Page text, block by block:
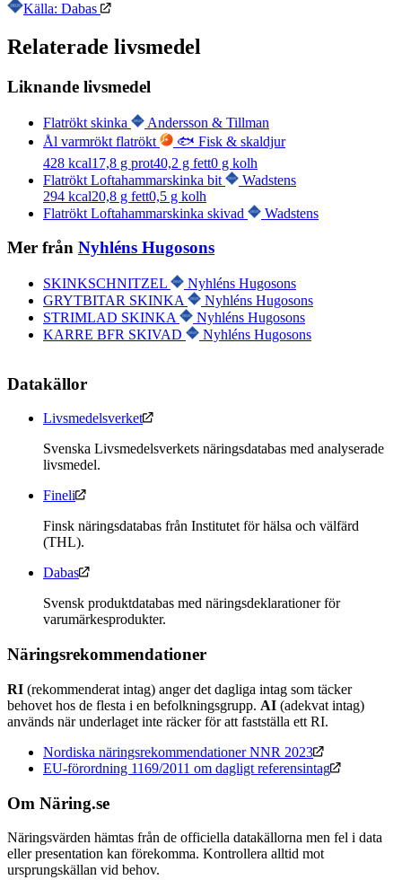
Källa: Dabas
Relaterade livsmedel
Liknande livsmedel
Flatrökt skinka
Andersson & Tillman
Ål varmrökt flatrökt
🐟 Fisk & skaldjur
428 kcal17,8 g prot40,2 g fett0 g kolh
Flatrökt Loftahammarskinka bit
Wadstens
294 kcal20,8 g fett0,5 g kolh
Flatrökt Loftahammarskinka skivad
Wadstens
Mer från Nyhléns Hugosons
SKINKSCHNITZEL
Nyhléns Hugosons
GRYTBITAR SKINKA
Nyhléns Hugosons
STRIMLAD SKINKA
Nyhléns Hugosons
KARRE BFR SKIVAD
Nyhléns Hugosons
Datakällor
Livsmedelsverket
Svenska Livsmedelsverkets näringsdatabas med analyserade
livsmedel.
Fineli
Finsk näringsdatabas från Institutet för hälsa och välfärd
(THL).
Dabas
Svensk produktdatabas med näringsdeklarationer för
varumärkesprodukter.
Näringsrekommendationer
RI (rekommenderat intag) anger det dagliga intag som täcker
behovet hos de flesta i en befolkningsgrupp. AI (adekvat intag)
används när underlaget inte räcker för att fastställa ett RI.
Nordiska näringsrekommendationer NNR 2023
EU-förordning 1169/2011 om dagligt referensintag
Om Näring.se
Näringsvärden hämtas från de officiella datakällorna men fel i data
eller presentation kan förekomma. Kontrollera alltid mot
ursprungskällan vid behov.